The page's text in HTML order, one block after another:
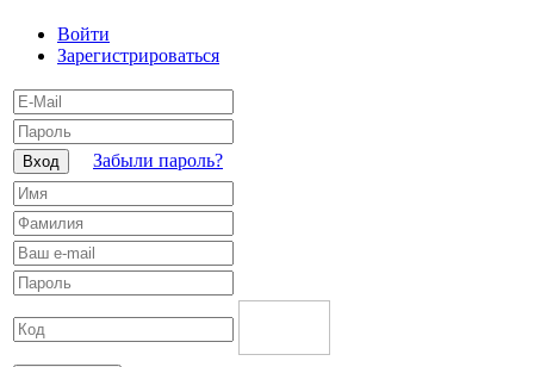
Войти
Зарегистрироваться
Вход Забыли пароль?